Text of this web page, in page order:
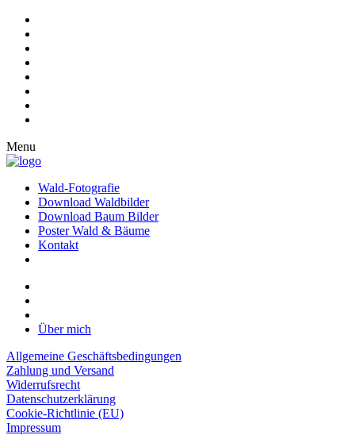
Menu
Wald-Fotografie
Download Waldbilder
Download Baum Bilder
Poster Wald & Bäume
Kontakt
Über mich
Allgemeine Geschäftsbedingungen
Zahlung und Versand
Widerrufsrecht
Datenschutzerklärung
Cookie-Richtlinie (EU)
Impressum